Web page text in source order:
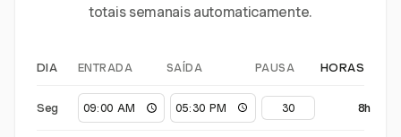
totais semanais automaticamente.
DIA ENTRADA SAÍDA PAUSA HORAS
Seg 8h